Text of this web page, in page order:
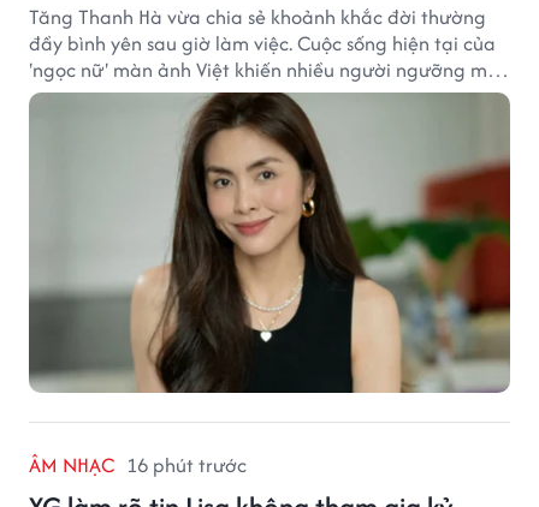
Tăng Thanh Hà vừa chia sẻ khoảnh khắc đời thường
đầy bình yên sau giờ làm việc. Cuộc sống hiện tại của
'ngọc nữ' màn ảnh Việt khiến nhiều người ngưỡng mộ
sau hơn một thập kỷ rời xa ánh đèn sân khấu.
ÂM NHẠC 16 phút trước